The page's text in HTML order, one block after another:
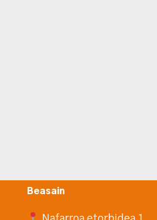
Beasain